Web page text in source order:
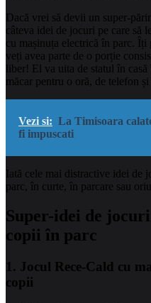
Dacă vrei să devii un super-
câteva idei de jocuri pe care să
cu mașinuța electrică în parc. Îți
veți avea parte de o porție
liber! El va uita de statul în
măcar pentru o oră, de telefon și
Vezi si: La Timisoara
fi impuscati
Iată cele mai distractive idei de
parc, în curte, în parcare sau
Super-idei de
copii în parc
1. Jocul Rece-Cald cu
copii